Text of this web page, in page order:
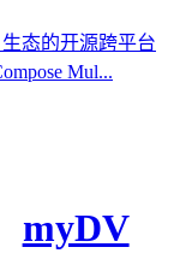
态的开源跨平台
Mul...
myDV